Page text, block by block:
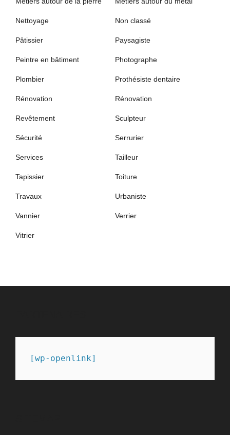
Nettoyage Non classé
Pâtissier Paysagiste
Peintre en bâtiment Photographe
Plombier Prothésiste dentaire
Rénovation Rénovation
Revêtement Sculpteur
Sécurité Serrurier
Services Tailleur
Tapissier Toiture
Travaux Urbaniste
Vannier Verrier
Vitrier
[wp-openlink]